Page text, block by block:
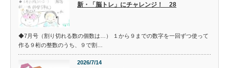
新・「脳トレ」にチャレンジ！ 28
◆7月号（割り切れる数の個数は…） １から９までの数字を一回ずつ使って
作る９桁の整数のうち、９で割…
2026/7/14